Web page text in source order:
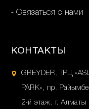
Связаться с нами
КОНТАКТЫ
GREYDER, ТРЦ
PARK», пр.
2-й этаж, г. Алматы